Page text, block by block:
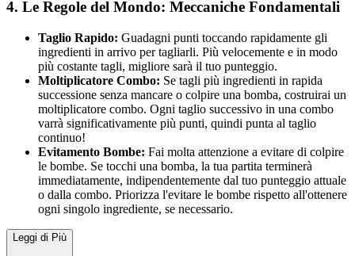
4. Le Regole del Mondo: Meccaniche Fondamentali
Taglio Rapido: Guadagni punti toccando rapidamente gli
ingredienti in arrivo per tagliarli. Più velocemente e in modo
più costante tagli, migliore sarà il tuo punteggio.
Moltiplicatore Combo: Se tagli più ingredienti in rapida
successione senza mancare o colpire una bomba, costruirai un
moltiplicatore combo. Ogni taglio successivo in una combo
varrà significativamente più punti, quindi punta al taglio
continuo!
Evitamento Bombe: Fai molta attenzione a evitare di colpire
le bombe. Se tocchi una bomba, la tua partita terminerà
immediatamente, indipendentemente dal tuo punteggio attuale
o dalla combo. Priorizza l'evitare le bombe rispetto all'ottenere
ogni singolo ingrediente, se necessario.
Leggi di Più